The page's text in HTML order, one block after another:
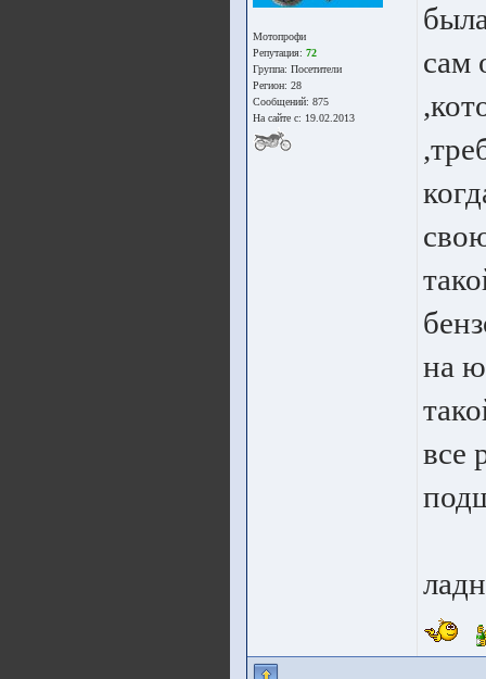
Мотопрофи
Репутация: 72
Группа: Посетители
Регион: 28
Сообщений: 875
На сайте с: 19.02.2013
сам
на
все